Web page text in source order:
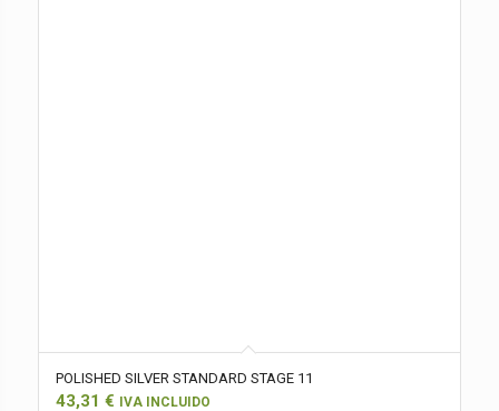
POLISHED SILVER STANDARD STAGE 11
43,31 € IVA INCLUIDO